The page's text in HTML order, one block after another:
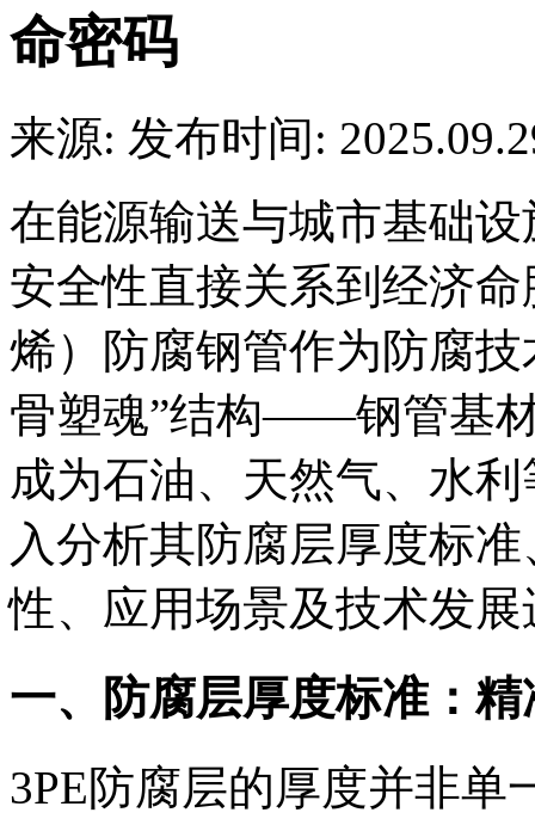
命密码
来源: 发布时间:
在能源输送与城市基础
安全性直接关系到经济
烯）防腐钢管作为防腐
骨塑魂”结构——钢管基
成为石油、天然气、水
入分析其防腐层厚度标
性、应用场景及技术发
一、防腐层厚度标准：
3PE防腐层的厚度并非单